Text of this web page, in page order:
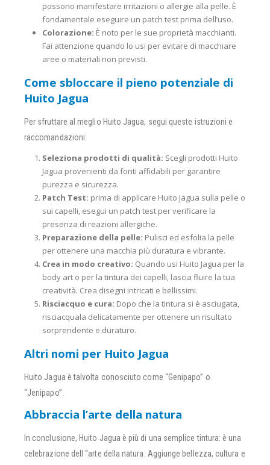
possono manifestare irritazioni o allergie alla pelle. È
fondamentale eseguire un patch test prima dell’uso.
Colorazione: È noto per le sue proprietà macchianti.
Fai attenzione quando lo usi per evitare di macchiare
aree o materiali non previsti.
Come sbloccare il pieno potenziale di
Huito Jagua
Per sfruttare al meglio Huito Jagua, segui queste istruzioni e
raccomandazioni:
Seleziona prodotti di qualità: Scegli prodotti Huito
Jagua provenienti da fonti affidabili per garantire
purezza e sicurezza.
Patch Test: prima di applicare Huito Jagua sulla pelle o
sui capelli, esegui un patch test per verificare la
presenza di reazioni allergiche.
Preparazione della pelle: Pulisci ed esfolia la pelle
per ottenere una macchia più duratura e vibrante.
Crea in modo creativo: Quando usi Huito Jagua per la
body art o per la tintura dei capelli, lascia fluire la tua
creatività. Crea disegni intricati e bellissimi.
Risciacquo e cura: Dopo che la tintura si è asciugata,
risciacquala delicatamente per ottenere un risultato
sorprendente e duraturo.
Altri nomi per Huito Jagua
Huito Jagua è talvolta conosciuto come “Genipapo” o
“Jenipapo”.
Abbraccia l’arte della natura
In conclusione, Huito Jagua è più di una semplice tintura: è una
celebrazione dell “arte della natura. Aggiunge bellezza, cultura e